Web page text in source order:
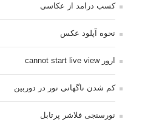
کسب درامد از عکاسی
نحوه آپلود عکس
ارور cannot start live view
کم شدن ناگهانی نور در دوربین
نورسنجی فلاشر پرتابل